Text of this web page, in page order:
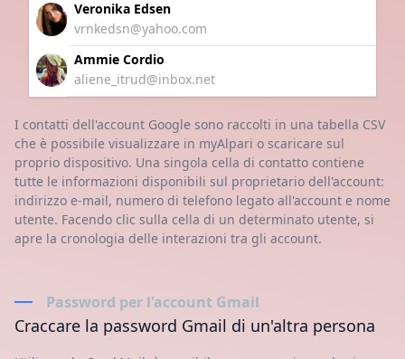
Veronika Edsen
vrnkedsn@yahoo.com
Ammie Cordio
aliene_itrud@inbox.net
I contatti dell'account Google sono raccolti in una tabella CSV
che è possibile visualizzare in myAlpari o scaricare sul
proprio dispositivo. Una singola cella di contatto contiene
tutte le informazioni disponibili sul proprietario dell'account:
indirizzo e-mail, numero di telefono legato all'account e nome
utente. Facendo clic sulla cella di un determinato utente, si
apre la cronologia delle interazioni tra gli account.
Password per l'account Gmail
Craccare la password Gmail di un'altra persona